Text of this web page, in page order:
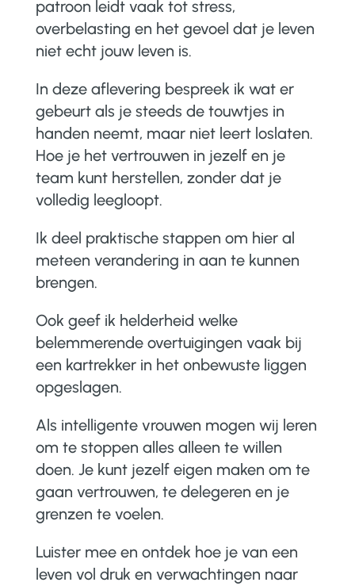
patroon leidt vaak tot stress,
overbelasting en het gevoel dat je leven
niet echt jouw leven is.
In deze aflevering bespreek ik wat er
gebeurt als je steeds de touwtjes in
handen neemt, maar niet leert loslaten.
Hoe je het vertrouwen in jezelf en je
team kunt herstellen, zonder dat je
volledig leegloopt.
Ik deel praktische stappen om hier al
meteen verandering in aan te kunnen
brengen.
Ook geef ik helderheid welke
belemmerende overtuigingen vaak bij
een kartrekker in het onbewuste liggen
opgeslagen.
Als intelligente vrouwen mogen wij leren
om te stoppen alles alleen te willen
doen. Je kunt jezelf eigen maken om te
gaan vertrouwen, te delegeren en je
grenzen te voelen.
Luister mee en ontdek hoe je van een
leven vol druk en verwachtingen naar